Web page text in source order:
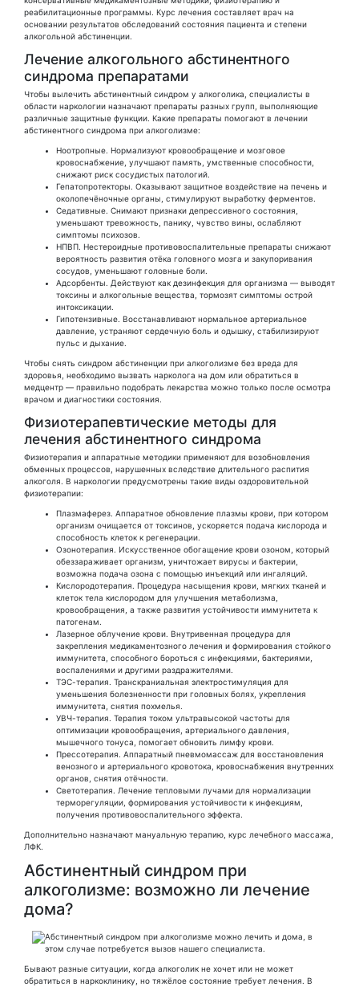
реабилитационные программы. Курс лечения составляет врач на
основании результатов обследований состояния пациента и степени
алкогольной абстиненции.
Лечение алкогольного абстинентного
синдрома препаратами
Чтобы вылечить абстинентный синдром у алкоголика, специалисты в
области наркологии назначают препараты разных групп, выполняющие
различные защитные функции. Какие препараты помогают в лечении
абстинентного синдрома при алкоголизме:
Ноотропные. Нормализуют кровообращение и мозговое
кровоснабжение, улучшают память, умственные способности,
снижают риск сосудистых патологий.
Гепатопротекторы. Оказывают защитное воздействие на печень и
околопечёночные органы, стимулируют выработку ферментов.
Седативные. Снимают признаки депрессивного состояния,
уменьшают тревожность, панику, чувство вины, ослабляют
симптомы психозов.
НПВП. Нестероидные противовоспалительные препараты снижают
вероятность развития отёка головного мозга и закупоривания
сосудов, уменьшают головные боли.
Адсорбенты. Действуют как дезинфекция для организма — выводят
токсины и алкогольные вещества, тормозят симптомы острой
интоксикации.
Гипотензивные. Восстанавливают нормальное артериальное
давление, устраняют сердечную боль и одышку, стабилизируют
пульс и дыхание.
Чтобы снять синдром абстиненции при алкоголизме без вреда для
здоровья, необходимо вызвать нарколога на дом или обратиться в
медцентр — правильно подобрать лекарства можно только после осмотра
врачом и диагностики состояния.
Физиотерапевтические методы для
лечения абстинентного синдрома
Физиотерапия и аппаратные методики применяют для возобновления
обменных процессов, нарушенных вследствие длительного распития
алкоголя. В наркологии предусмотрены такие виды оздоровительной
физиотерапии:
Плазмаферез. Аппаратное обновление плазмы крови, при котором
организм очищается от токсинов, ускоряется подача кислорода и
способность клеток к регенерации.
Озонотерапия. Искусственное обогащение крови озоном, который
обеззараживает организм, уничтожает вирусы и бактерии,
возможна подача озона с помощью инъекций или ингаляций.
Кислородотерапия. Процедура насыщения крови, мягких тканей и
клеток тела кислородом для улучшения метаболизма,
кровообращения, а также развития устойчивости иммунитета к
патогенам.
Лазерное облучение крови. Внутривенная процедура для
закрепления медикаментозного лечения и формирования стойкого
иммунитета, способного бороться с инфекциями, бактериями,
воспалениями и другими раздражителями.
ТЭС-терапия. Транскраниальная электростимуляция для
уменьшения болезненности при головных болях, укрепления
иммунитета, снятия похмелья.
УВЧ-терапия. Терапия током ультравысокой частоты для
оптимизации кровообращения, артериального давления,
мышечного тонуса, помогает обновить лимфу крови.
Прессотерапия. Аппаратный пневмомассаж для восстановления
венозного и артериального кровотока, кровоснабжения внутренних
органов, снятия отёчности.
Светотерапия. Лечение тепловыми лучами для нормализации
терморегуляции, формирования устойчивости к инфекциям,
получения противовоспалительного эффекта.
Дополнительно назначают мануальную терапию, курс лечебного массажа,
ЛФК.
Абстинентный синдром при
алкоголизме: возможно ли лечение
дома?
Бывают разные ситуации, когда алкоголик не хочет или не может
обратиться в наркоклинику, но тяжёлое состояние требует лечения. В